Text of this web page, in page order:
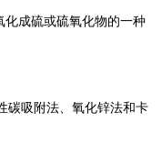
化成硫或硫氧化物的一种
碳吸附法、氧化锌法和卡